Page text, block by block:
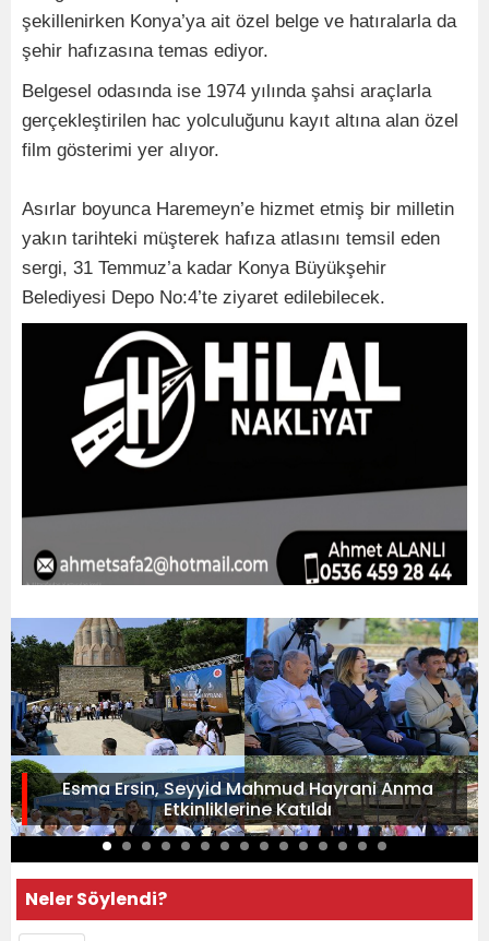
şekillenirken Konya’ya ait özel belge ve hatıralarla da
şehir hafızasına temas ediyor.
Belgesel odasında ise 1974 yılında şahsi araçlarla
gerçekleştirilen hac yolculuğunu kayıt altına alan özel
film gösterimi yer alıyor.
Asırlar boyunca Haremeyn’e hizmet etmiş bir milletin
yakın tarihteki müşterek hafıza atlasını temsil eden
sergi, 31 Temmuz’a kadar Konya Büyükşehir
Belediyesi Depo No:4’te ziyaret edilebilecek.
Esma Ersin, Seyyid Mahmud Hayrani Anma
Etkinliklerine Katıldı
Neler Söylendi?